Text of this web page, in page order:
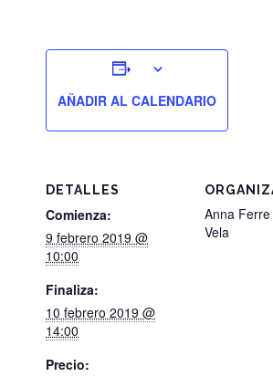
AÑADIR AL CALENDARIO
DETALLES
Comienza:
9 febrero 2019 @
10:00
Finaliza:
10 febrero 2019 @
14:00
Precio:
Anna
Vela